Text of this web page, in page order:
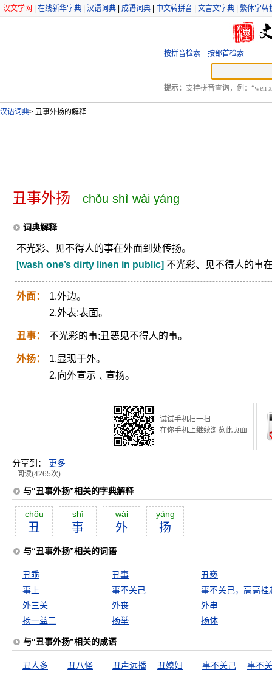
汉文学网 在线新华字典 汉语词典 成语词典 中文转拼音 文言文字典 繁体字转
按拼音检索 按部首检索
提示： 支持拼音查询，例：“wen
汉语词典> 丑事外扬的解释
丑事外扬 chǒu shì wài yáng
词典解释
不光彩、见不得人的事在外面到处传扬。
[wash one’s dirty linen in public] 不光彩、见不得人的事
外面：
1.外边。
2.外表;表面。
丑事： 不光彩的事;丑恶见不得人的事。
外扬：
1.显现于外。
2.向外宣示﹑宣扬。
试试手机扫一扫
在你手机上继续浏览此页面
分享到： 更多
阅读(4265次)
与“丑事外扬”相关的字典解释
chŏu
丑
shì
事
wài
外
yáng
扬
与“丑事外扬”相关的词语
丑乖 丑事
丑亵
事上
事不关己
事不关己，高高挂
外三关
外丧
外串
扬一益二
扬举 扬休
与“丑事外扬”相关的成语
丑八怪 丑声远播
事不关己